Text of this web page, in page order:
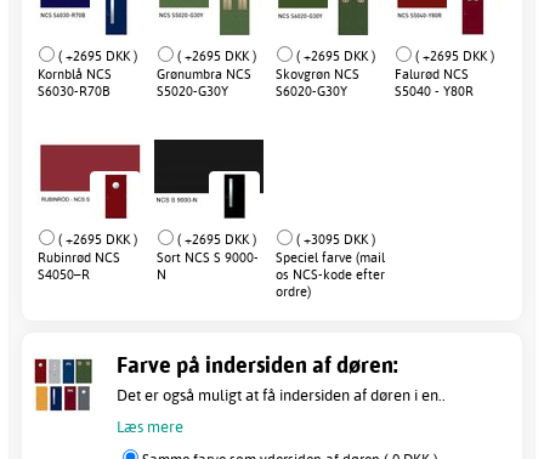
( +2695 DKK )
Kornblå NCS
S6030-R70B
( +2695 DKK )
Grønumbra NCS
S5020-G30Y
( +2695 DKK )
Skovgrøn NCS
S6020-G30Y
( +2695 DKK )
Falurød NCS
S5040 - Y80R
( +2695 DKK )
Rubinrød NCS
S4050–R
( +2695 DKK )
Sort NCS S 9000-
N
( +3095 DKK )
Speciel farve (mail
os NCS-kode efter
ordre)
Farve på indersiden af døren:
Det er også muligt at få indersiden af døren i en..
Læs mere